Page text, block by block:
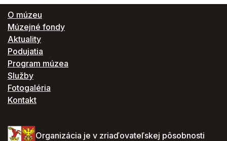
O múzeu
Múzejné fondy
Aktuality
Podujatia
Program múzea
Služby
Fotogaléria
Kontakt
Organizácia je v zriaďovateľskej pôsobnosti